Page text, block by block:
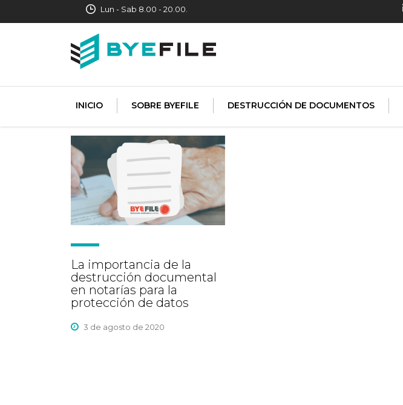
Lun - Sab 8.00 - 20.00.
INICIO SOBRE BYEFILE DESTRUCCIÓN DE DOCUMENTOS
La importancia de la
destrucción documental
en notarías para la
protección de datos
3 de agosto de 2020